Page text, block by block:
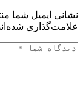
نشانی ایمیل شما
علامت‌گذاری